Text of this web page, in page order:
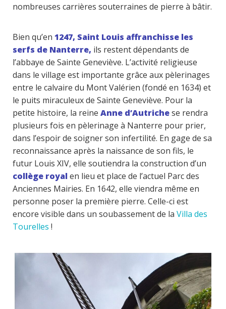
nombreuses carrières souterraines de pierre à bâtir.
Bien qu’en 1247, Saint Louis affranchisse les
serfs de Nanterre, ils restent dépendants de
l’abbaye de Sainte Geneviève. L’activité religieuse
dans le village est importante grâce aux pèlerinages
entre le calvaire du Mont Valérien (fondé en 1634) et
le puits miraculeux de Sainte Geneviève. Pour la
petite histoire, la reine Anne d’Autrichese rendra
plusieurs fois en pèlerinage à Nanterre pour prier,
dans l’espoir de soigner son infertilité. En gage de sa
reconnaissance après la naissance de son fils, le
futur Louis XIV, elle soutiendra la construction d’un
collège royal en lieu et place de l’actuel Parc des
Anciennes Mairies. En 1642, elle viendra même en
personne poser la première pierre. Celle-ci est
encore visible dans un soubassement de la Villa des
Tourelles !